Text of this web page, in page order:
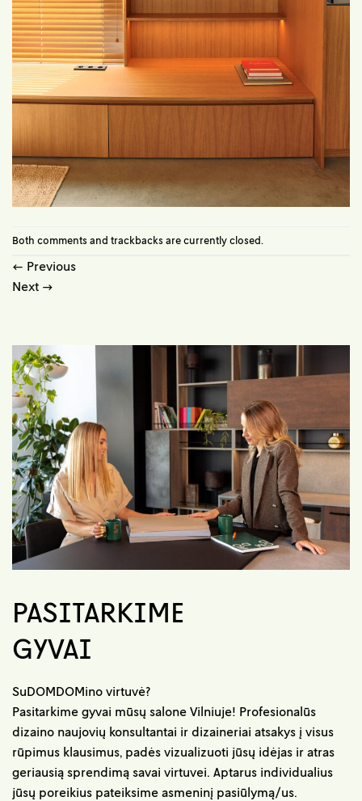
Both comments and trackbacks are currently closed.
← Previous
Next →
PASITARKIME
GYVAI
SuDOMDOMino virtuvė?
Pasitarkime gyvai mūsų salone Vilniuje! Profesionalūs
dizaino naujovių konsultantai ir dizaineriai atsakys į visus
rūpimus klausimus, padės vizualizuoti jūsų idėjas ir atras
geriausią sprendimą savai virtuvei. Aptarus individualius
jūsų poreikius pateiksime asmeninį pasiūlymą/us.